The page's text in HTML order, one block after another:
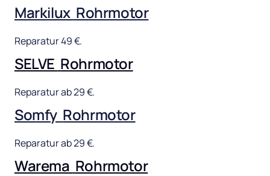
Markilux Rohrmotor
Reparatur 49 €.
SELVE Rohrmotor
Reparatur ab 29 €.
Somfy Rohrmotor
Reparatur ab 29 €.
Warema Rohrmotor